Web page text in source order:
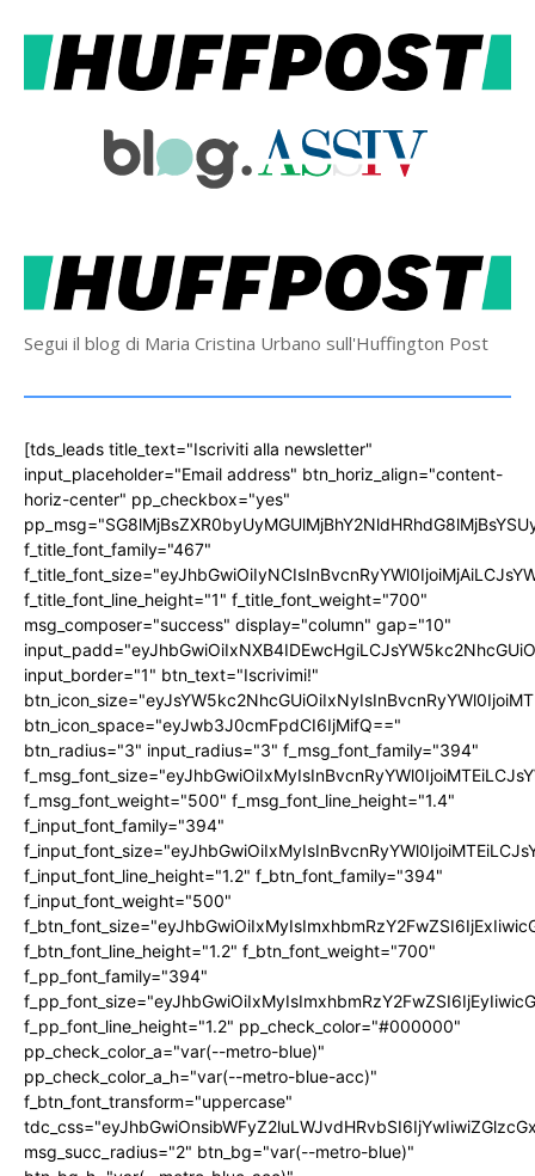
Segui il blog di Maria Cristina Urbano sull'Huffington Post
[tds_leads title_text="Iscriviti alla newsletter"
input_placeholder="Email address" btn_horiz_align="content-
horiz-center" pp_checkbox="yes"
f_title_font_family="467"
f_title_font_line_height="1" f_title_font_weight="700"
msg_composer="success" display="column" gap="10"
input_border="1" btn_text="Iscrivimi!"
btn_icon_space="eyJwb3J0cmFpdCI6IjMifQ=="
btn_radius="3" input_radius="3" f_msg_font_family="394"
f_msg_font_weight="500" f_msg_font_line_height="1.4"
f_input_font_family="394"
f_input_font_line_height="1.2" f_btn_font_family="394"
f_input_font_weight="500"
f_btn_font_line_height="1.2" f_btn_font_weight="700"
f_pp_font_family="394"
f_pp_font_line_height="1.2" pp_check_color="#000000"
pp_check_color_a="var(--metro-blue)"
pp_check_color_a_h="var(--metro-blue-acc)"
f_btn_font_transform="uppercase"
msg_succ_radius="2" btn_bg="var(--metro-blue)"